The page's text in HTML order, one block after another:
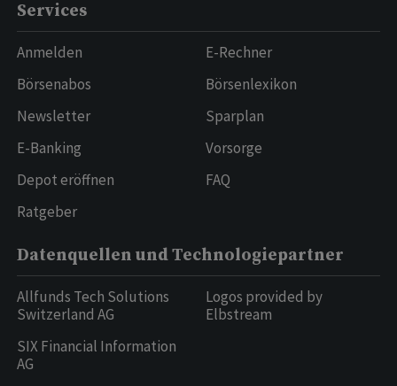
Services
Anmelden
Börsenabos
Newsletter
E-Banking
Depot eröffnen
Ratgeber
E-Rechner
Börsenlexikon
Sparplan
Vorsorge
FAQ
Datenquellen und Technologiepartner
Allfunds Tech Solutions
Switzerland AG
SIX Financial Information
AG
Logos provided by
Elbstream